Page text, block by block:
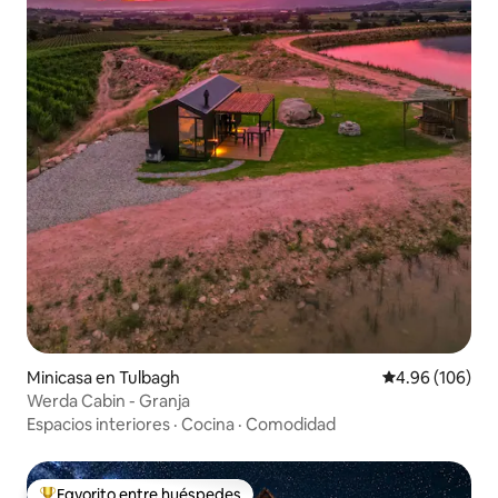
Minicasa en Tulbagh Calificación
4.96 (106)
Werda Cabin - Granja
Espacios interiores · Cocina · Comodidad